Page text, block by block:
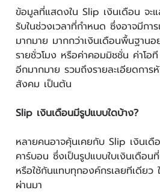
ข้อมูลที่แสดงใน Slip เงินเดือน จะ
รับในช่วงเวลาที่กำหนด ซึ่งอาจมีกา
มากมาย มากกว่าเงินเดือนพื้นฐานอ
รายชั่วโมง หรือค่าคอมมิชชั่น ค่าโอ
อีกมากมาย รวมถึงรายละเอียดการ
สังคม เป็นต้น
Slip เงินเดือนมีรูปแบบใดบ้าง?
หลายคนอาจคุ้นเคยกับ Slip เงินเดื
คาร์บอน ซึ่งเป็นรูปแบบใบเงินเดือน
หรือใช้กันแทบทุกองค์กรเลยทีเดียว
ผ่านมา